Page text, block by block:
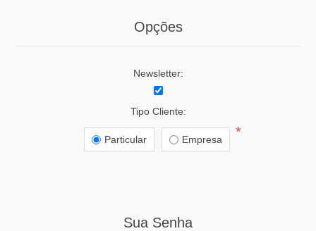
Opções
Newsletter:
Tipo Cliente:
Particular Empresa *
Sua Senha